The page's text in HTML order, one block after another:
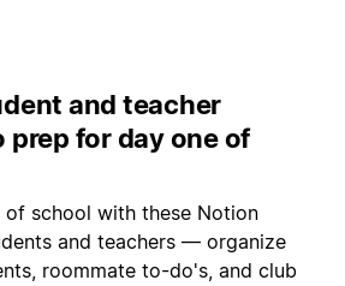
and teacher
prep for day one of
school with these Notion
and teachers — organize
roommate to-do's, and club